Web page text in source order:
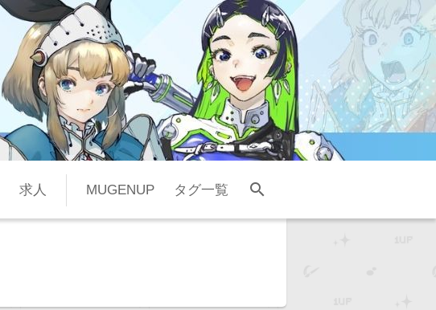
求人 MUGENUP タグ一覧 search